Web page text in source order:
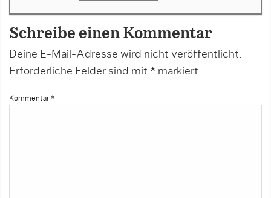
Schreibe einen Kommentar
Deine E-Mail-Adresse wird nicht veröffentlicht.
Erforderliche Felder sind mit * markiert.
Kommentar *